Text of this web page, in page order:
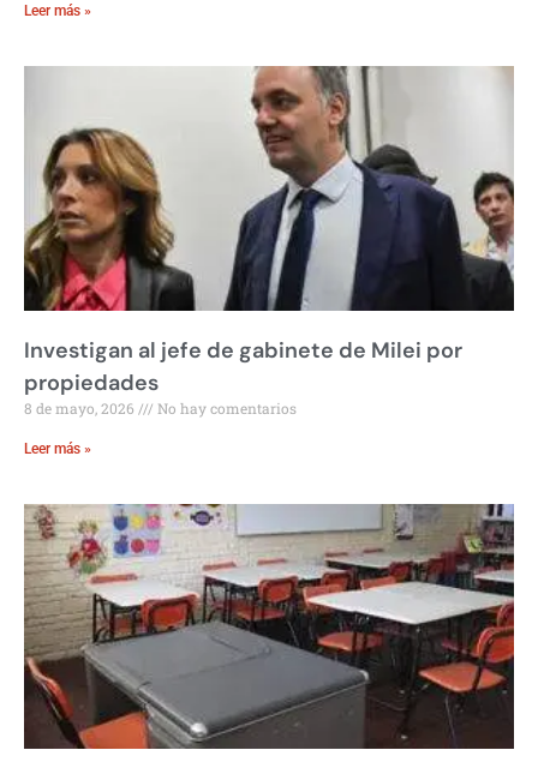
Leer más »
Investigan al jefe de gabinete de Milei por
propiedades
8 de mayo, 2026 No hay comentarios
Leer más »